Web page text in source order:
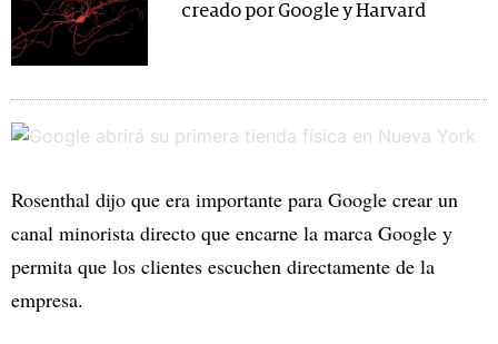
creado por Google y Harvard
Rosenthal dijo que era importante para Google crear un
canal minorista directo que encarne la marca Google y
permita que los clientes escuchen directamente de la
empresa.